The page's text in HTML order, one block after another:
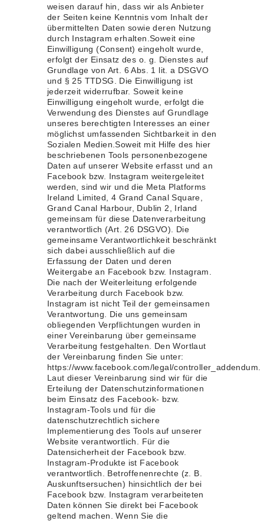
weisen darauf hin, dass wir als Anbieter
der Seiten keine Kenntnis vom Inhalt der
übermittelten Daten sowie deren Nutzung
durch Instagram erhalten.Soweit eine
Einwilligung (Consent) eingeholt wurde,
erfolgt der Einsatz des o. g. Dienstes auf
Grundlage von Art. 6 Abs. 1 lit. a DSGVO
und § 25 TTDSG. Die Einwilligung ist
jederzeit widerrufbar. Soweit keine
Einwilligung eingeholt wurde, erfolgt die
Verwendung des Dienstes auf Grundlage
unseres berechtigten Interesses an einer
möglichst umfassenden Sichtbarkeit in den
Sozialen Medien.Soweit mit Hilfe des hier
beschriebenen Tools personenbezogene
Daten auf unserer Website erfasst und an
Facebook bzw. Instagram weitergeleitet
werden, sind wir und die Meta Platforms
Ireland Limited, 4 Grand Canal Square,
Grand Canal Harbour, Dublin 2, Irland
gemeinsam für diese Datenverarbeitung
verantwortlich (Art. 26 DSGVO). Die
gemeinsame Verantwortlichkeit beschränkt
sich dabei ausschließlich auf die
Erfassung der Daten und deren
Weitergabe an Facebook bzw. Instagram.
Die nach der Weiterleitung erfolgende
Verarbeitung durch Facebook bzw.
Instagram ist nicht Teil der gemeinsamen
Verantwortung. Die uns gemeinsam
obliegenden Verpflichtungen wurden in
einer Vereinbarung über gemeinsame
Verarbeitung festgehalten. Den Wortlaut
der Vereinbarung finden Sie unter:
https://www.facebook.com/legal/controller_addendum.
Laut dieser Vereinbarung sind wir für die
Erteilung der Datenschutzinformationen
beim Einsatz des Facebook- bzw.
Instagram-Tools und für die
datenschutzrechtlich sichere
Implementierung des Tools auf unserer
Website verantwortlich. Für die
Datensicherheit der Facebook bzw.
Instagram-Produkte ist Facebook
verantwortlich. Betroffenenrechte (z. B.
Auskunftsersuchen) hinsichtlich der bei
Facebook bzw. Instagram verarbeiteten
Daten können Sie direkt bei Facebook
geltend machen. Wenn Sie die